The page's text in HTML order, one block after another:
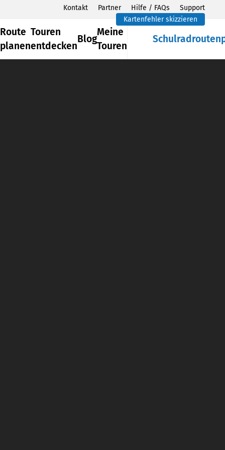
Kontakt Partner Hilfe / FAQs
Support
Kartenfehler skizzieren
Route
planen
Touren
entdecken
Blog
Meine
Touren